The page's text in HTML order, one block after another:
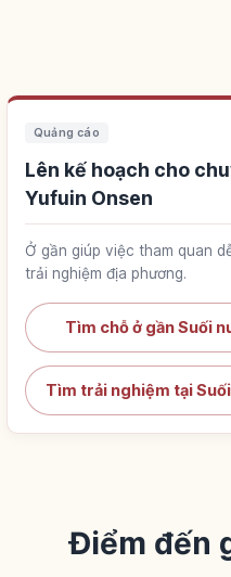
Quảng cáo
Lên kế hoạch cho
Yufuin Onsen
Ở gần giúp việc tham quan
trải nghiệm địa phương.
Tìm chỗ ở gần Suối
Tìm trải nghiệm tại
Điểm đến